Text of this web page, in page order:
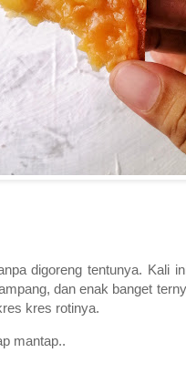
digoreng tentunya. Kali
dan enak banget
kres rotinya.
mantap..